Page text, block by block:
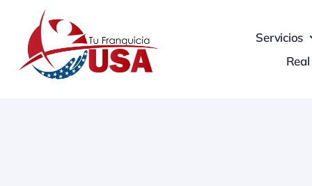
content
Servicios